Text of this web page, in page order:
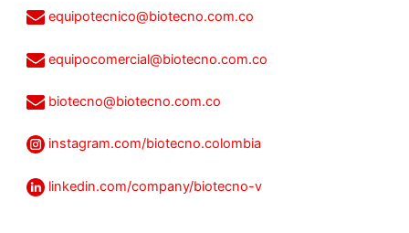
equipotecnico@biotecno.com.co
equipocomercial@biotecno.com.co
biotecno@biotecno.com.co
instagram.com/biotecno.colombia
linkedin.com/company/biotecno-v